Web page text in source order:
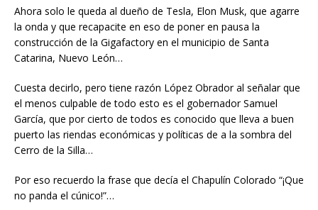
Ahora solo le queda al dueño de Tesla, Elon Musk, que agarre
la onda y que recapacite en eso de poner en pausa la
construcción de la Gigafactory en el municipio de Santa
Catarina, Nuevo León…
Cuesta decirlo, pero tiene razón López Obrador al señalar que
el menos culpable de todo esto es el gobernador Samuel
García, que por cierto de todos es conocido que lleva a buen
puerto las riendas económicas y políticas de a la sombra del
Cerro de la Silla…
Por eso recuerdo la frase que decía el Chapulín Colorado “¡Que
no panda el cúnico!”…